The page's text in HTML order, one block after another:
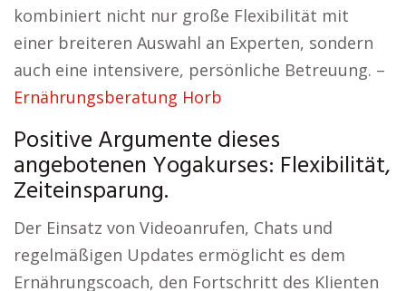
kombiniert nicht nur große Flexibilität mit
einer breiteren Auswahl an Experten, sondern
auch eine intensivere, persönliche Betreuung. –
Ernährungsberatung Horb
Positive Argumente dieses
angebotenen Yogakurses: Flexibilität,
Zeiteinsparung.
Der Einsatz von Videoanrufen, Chats und
regelmäßigen Updates ermöglicht es dem
Ernährungscoach, den Fortschritt des Klienten